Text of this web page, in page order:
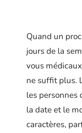
Quand un
jours de la
vous
ne suffit plus.
les personnes
la date et le
caractères,